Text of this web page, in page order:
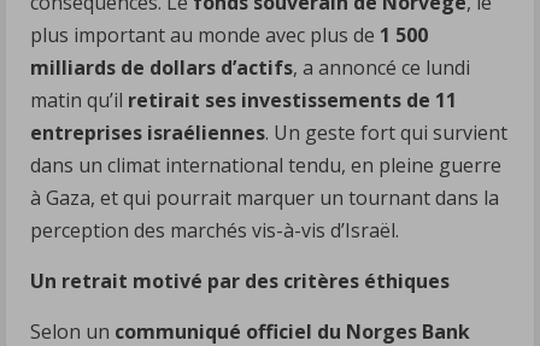
plus important au monde avec plus de 1 500
milliards de dollars d’actifs, a annoncé ce lundi
matin qu’il retirait ses investissements de 11
entreprises israéliennes. Un geste fort qui survient
dans un climat international tendu, en pleine guerre
à Gaza, et qui pourrait marquer un tournant dans la
perception des marchés vis-à-vis d’Israël.
Un retrait motivé par des critères éthiques
Selon un communiqué officiel du Norges Bank